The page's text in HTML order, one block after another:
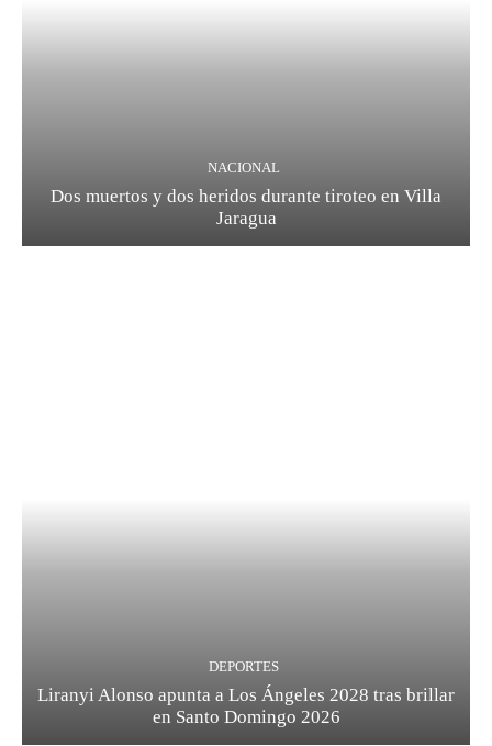
NACIONAL
Dos muertos y dos heridos durante tiroteo en Villa
Jaragua
DEPORTES
Liranyi Alonso apunta a Los Ángeles 2028 tras brillar
en Santo Domingo 2026